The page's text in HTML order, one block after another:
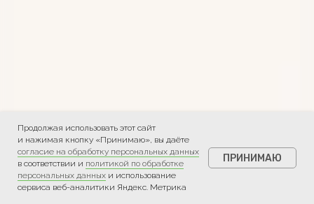
Продолжая использовать этот сайт
и нажимая кнопку «Принимаю», вы даёте
согласие на обработку персональных данных
в соответствии и политикой по обработке
персональных данных и использование
сервиса веб-аналитики Яндекс. Метрика
ПРИНИМАЮ